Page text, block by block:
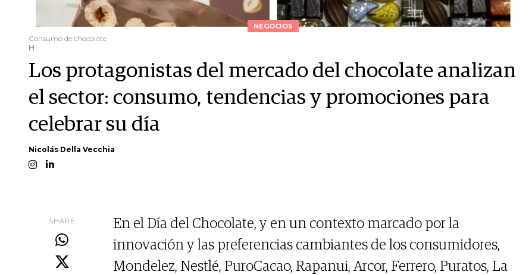
NEGOCIOS
Consumo de chocolate
H
Los protagonistas del mercado del chocolate analizan
el sector: consumo, tendencias y promociones para
celebrar su día
Nicolás Della Vecchia
SHARE
En el Día del Chocolate, y en un contexto marcado por la
innovación y las preferencias cambiantes de los consumidores,
Mondelez, Nestlé, PuroCacao, Rapanui, Arcor, Ferrero, Puratos, La